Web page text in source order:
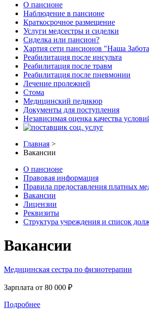
О пансионе
Наблюдение в пансионе
Краткосрочное размещение
Услуги медсестры и сиделки
Сиделка или пансион?
Хартия сети пансионов "Наша
Реабилитация после инсульта
Реабилитация после травм
Реабилитация после пневмонии
Лечение пролежней
Стома
Медицинский педикюр
Документы для поступления
Независимая оценка качества
Главная >
Вакансии
О пансионе
Правовая информация
Правила предоставления платных
Вакансии
Лицензии
Реквизиты
Структура учреждения и список
Вакансии
Медицинская сестра по физиотерапии
Зарплата от 80 000 ₽
Подробнее